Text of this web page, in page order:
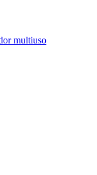
multiuso